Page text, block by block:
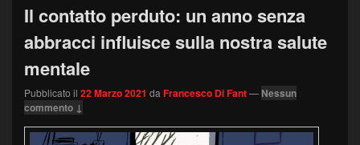
Il contatto perduto: un anno senza
abbracci influisce sulla nostra salute
mentale
Pubblicato il 22 Marzo 2021 da Francesco Di Fant— Nessun
commento ↓